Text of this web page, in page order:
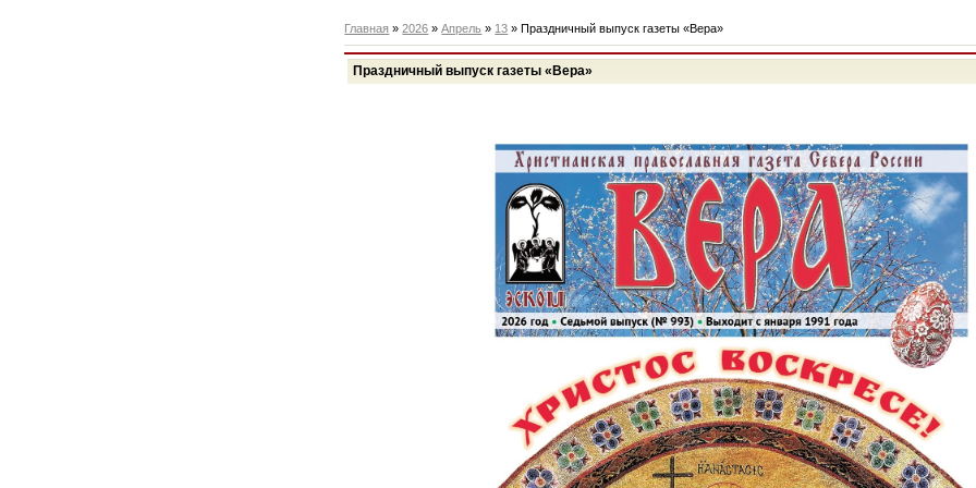
Главная »2026 » Апрель » 13 » Праздничный выпуск газеты «Вера»
Праздничный выпуск газеты «Вера»